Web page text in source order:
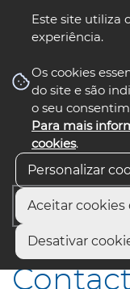
Este site utiliza
experiência.
Os cookies
do site e são
o seu
Para mais
cookies.
Personalizar
Aceitar
Desativar
nos
Início